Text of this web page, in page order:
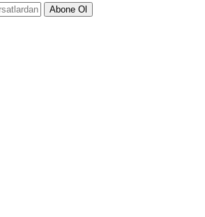
Abone Ol